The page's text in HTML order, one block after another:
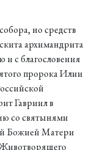
но средств
архимандрита
с благословения
пророка Илии
Гавриил в
со святынями
Божией Матери